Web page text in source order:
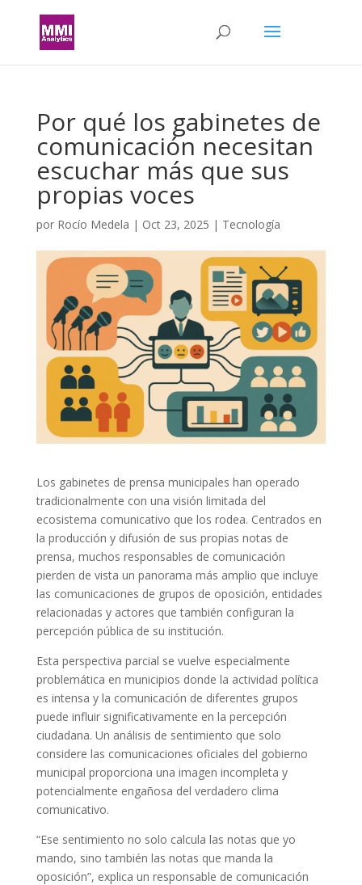
Por qué los gabinetes de
comunicación necesitan
escuchar más que sus
propias voces
por Rocío Medela | Oct 23, 2025 | Tecnología
Los gabinetes de prensa municipales han operado
tradicionalmente con una visión limitada del
ecosistema comunicativo que los rodea. Centrados en
la producción y difusión de sus propias notas de
prensa, muchos responsables de comunicación
pierden de vista un panorama más amplio que incluye
las comunicaciones de grupos de oposición, entidades
relacionadas y actores que también configuran la
percepción pública de su institución.
Esta perspectiva parcial se vuelve especialmente
problemática en municipios donde la actividad política
es intensa y la comunicación de diferentes grupos
puede influir significativamente en la percepción
ciudadana. Un análisis de sentimiento que solo
considere las comunicaciones oficiales del gobierno
municipal proporciona una imagen incompleta y
potencialmente engañosa del verdadero clima
comunicativo.
“Ese sentimiento no solo calcula las notas que yo
mando, sino también las notas que manda la
oposición”, explica un responsable de comunicación